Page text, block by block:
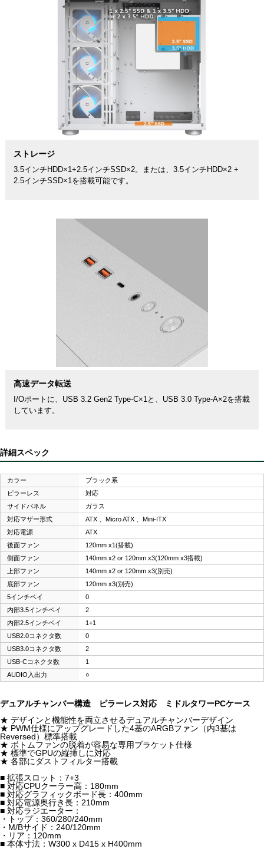
ストレージ
3.5インチHDD×1+2.5インチSSD×2。または、3.5インチHDD×2 +
2.5インチSSD×1を搭載可能です。
高速データ転送
I/Oポートに、USB 3.2 Gen2 Type-C×1と、USB 3.0 Type-A×2を搭載
しています。
詳細スペック
カラー
ブラック系
ピラーレス
対応
サイドパネル
ガラス
対応マザー形式
ATX 、Micro ATX 、Mini-ITX
対応電源
ATX
後面ファン
120mm x1(搭載)
側面ファン
140mm x2 or 120mm x3(120mm x3搭載)
上部ファン
140mm x2 or 120mm x3(別売)
底部ファン
120mm x3(別売)
5インチベイ
0
内部3.5インチベイ
2
内部2.5インチベイ
1+1
USB2.0コネクタ数
0
USB3.0コネクタ数
2
USB-Cコネクタ数
1
AUDIO入出力
○
デュアルチャンバー構造 ピラーレス対応 ミドルタワーPCケース
★ デザインと機能性を両立させるデュアルチャンバーデザイン
★ PWM仕様にアップグレードした4基のARGBファン（内3基は
Reversed）標準搭載
★ ボトムファンの脱着が容易な専用ブラケット仕様
★ 標準でGPUの縦挿しに対応
★ 各部にダストフィルター搭載
■ 拡張スロット：7+3
■ 対応CPUクーラー高：180mm
■ 対応グラフィックボード長：400mm
■ 対応電源奥行き長：210mm
■ 対応ラジエーター：
・トップ：360/280/240mm
・M/Bサイド：240/120mm
・リア：120mm
■ 本体寸法：W300 x D415 x H400mm